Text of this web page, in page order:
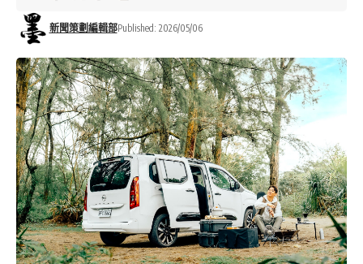
新聞策劃編輯部Published: 2026/05/06